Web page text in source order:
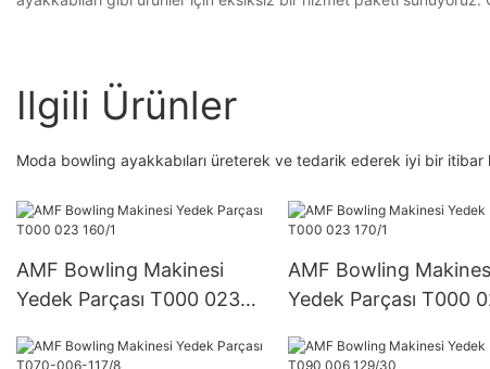
Ilgili Ürünler
Moda bowling ayakkabıları üreterek ve tedarik ederek iyi bir
AMF Bowling Makinesi
Yedek Parçası T000 023
AMF Bowling
Yedek Parçası T000